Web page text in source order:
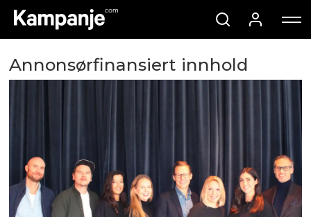
Annonsørfinansiert innhold